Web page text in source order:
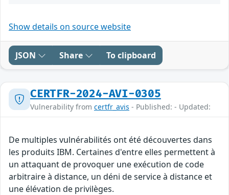
Show details on source website
JSON Share To clipboard
CERTFR-2024-AVI-0305
Vulnerability from certfr_avis - Published: - Updated:
De multiples vulnérabilités ont été découvertes dans
les produits IBM. Certaines d'entre elles permettent à
un attaquant de provoquer une exécution de code
arbitraire à distance, un déni de service à distance et
une élévation de privilèges.